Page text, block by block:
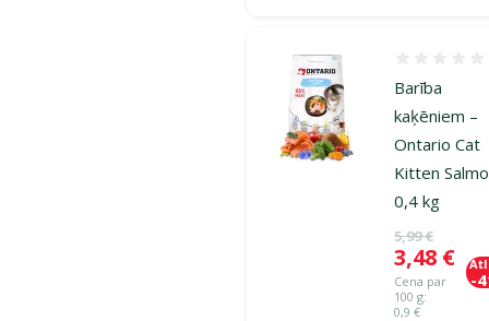
Barība
kaķēniem –
Ontario Cat
Kitten
0,4 kg
Oriģinālā
5,99 €
Cena
3,48 €
Cena par
100 g:
0,9 €
-